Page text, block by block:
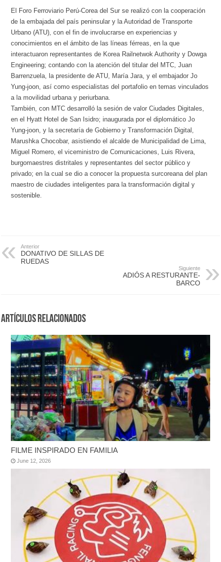
El Foro Ferroviario Perú-Corea del Sur se realizó con la cooperación
de la embajada del país peninsular y la Autoridad de Transporte
Urbano (ATU), con el fin de involucrarse en experiencias y
conocimientos en el ámbito de las líneas férreas, en la que
interactuaron representantes de Korea Railnetwok Authority y Dowga
Engineering; contando con la atención del titular del MTC, Juan
Barrenzuela, la presidente de ATU, María Jara, y el embajador Jo
Yung-joon, así como especialistas del portafolio en temas vinculados
a la movilidad urbana y periurbana.
También, con MTC desarrolló la sesión de valor Ciudades Digitales,
en el Hyatt Hotel de San Isidro; inaugurada por el diplomático Jo
Yung-joon, y la secretaría de Gobierno y Transformación Digital,
Marushka Chocobar, asistiendo el alcalde de Municipalidad de Lima,
Miguel Romero, el viceministro de Comunicaciones, Luis Rivera,
burgomaestres distritales y representantes del sector público y
privado; en la cual se dio a conocer la propuesta surcoreana del plan
maestro de ciudades inteligentes para la transformación digital y
sostenible.
Anterior
DONATIVO DE SILLAS DE
RUEDAS
Siguiente
ADIÓS A RESTURANTE-
BARCO
Artículos Relacionados
FILME INSPIRADO EN FAMILIA
June 12, 2026